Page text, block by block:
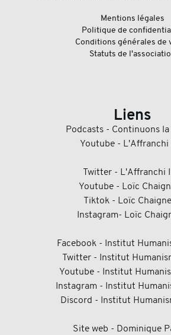
Mentions légales
Politique de
Conditions générales de
Statuts de
Liens
Podcasts - Continuons la
Youtube - L'Affranchi
Twitter - L'Affranchi
Youtube - Loïc
Tiktok - Loïc
Instagram- Loïc
Facebook - Institut
Twitter - Institut
Youtube - Institut
Instagram - Institut
Discord - Institut
Site web - Dominique